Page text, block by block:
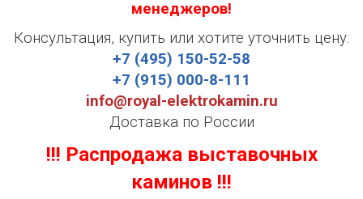
менеджеров!
Консультация, купить или хотите уточнить цену:
+7 (495) 150-52-58
+7 (915) 000-8-111
info@royal-elektrokamin.ru
Доставка по России
!!! Распродажа выставочных
каминов !!!